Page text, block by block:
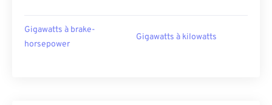
Gigawatts à brake-
horsepower
Gigawatts à kilowatts